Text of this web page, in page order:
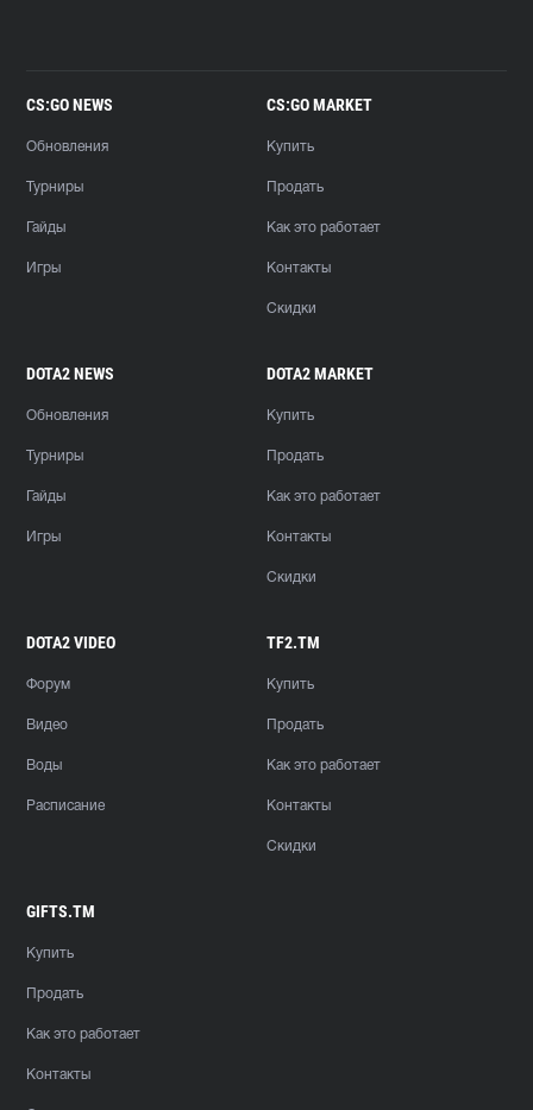
CS:GO NEWS
Обновления
Турниры
Гайды
Игры
CS:GO MARKET
Купить
Продать
Как это работает
Контакты
Скидки
DOTA2 NEWS
Обновления
Турниры
Гайды
Игры
DOTA2 MARKET
Купить
Продать
Как это работает
Контакты
Скидки
DOTA2 VIDEO
Форум
Видео
Воды
Расписание
TF2.TM
Купить
Продать
Как это работает
Контакты
Скидки
GIFTS.TM
Купить
Продать
Как это работает
Контакты